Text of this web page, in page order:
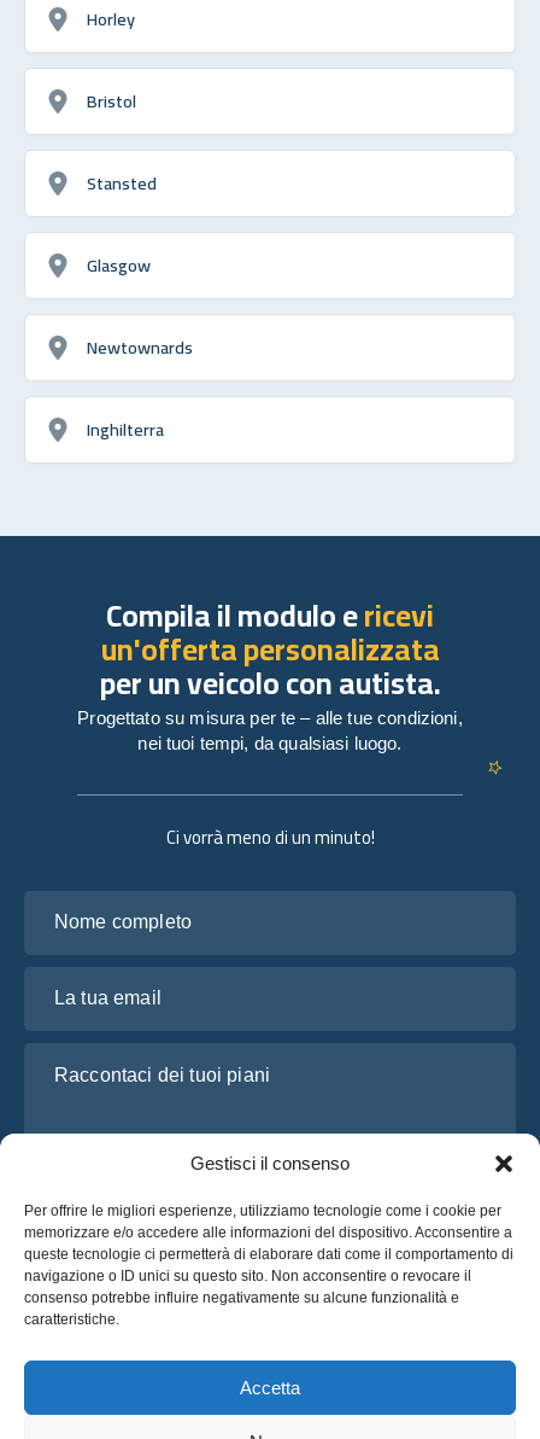
Gestisci il consenso
Per offrire le migliori esperienze, utilizziamo tecnologie come i cookie per
memorizzare e/o accedere alle informazioni del dispositivo. Acconsentire a
queste tecnologie ci permetterà di elaborare dati come il comportamento di
navigazione o ID unici su questo sito. Non acconsentire o revocare il
consenso potrebbe influire negativamente su alcune funzionalità e
caratteristiche.
Accetta
Horley
Bristol
Stansted
Glasgow
Newtownards
Inghilterra
Ci vorrà meno di un minuto!
Ho letto e accetto l’Informativa sulla privacydi OsaBus
Richiedi un preventivo
Richiedi un preventivo
Compila il modulo ericevi
un'offerta personalizzata
per un veicolo con autista.
Progettato su misura per te – alle tue condizioni,
nei tuoi tempi, da qualsiasi luogo.